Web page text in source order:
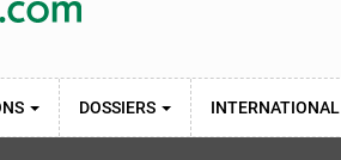
DOSSIERS INTERNATIONAL